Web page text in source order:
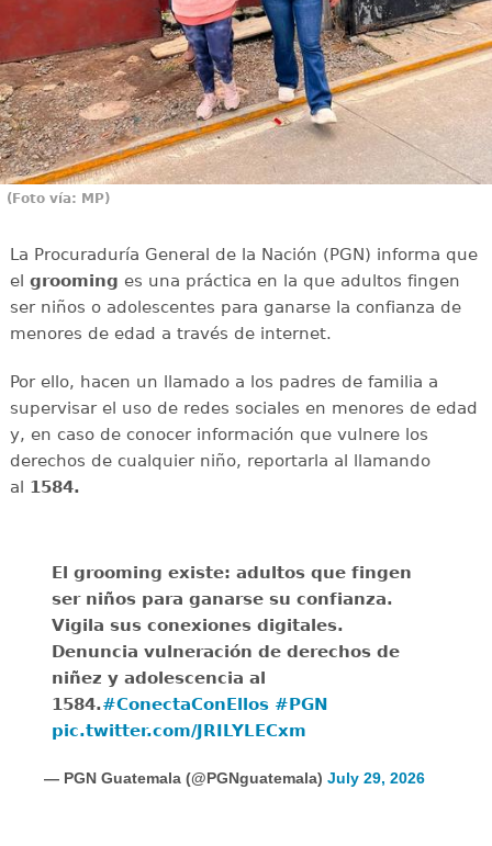
(Foto vía: MP)
La Procuraduría General de la Nación (PGN) informa que
el grooming es una práctica en la que adultos fingen
ser niños o adolescentes para ganarse la confianza de
menores de edad a través de internet.
Por ello, hacen un llamado a los padres de familia a
supervisar el uso de redes sociales en menores de edad
y, en caso de conocer información que vulnere los
derechos de cualquier niño, reportarla al llamando
al 1584.
El grooming existe: adultos que fingen
ser niños para ganarse su confianza.
Vigila sus conexiones digitales.
Denuncia vulneración de derechos de
niñez y adolescencia al
1584.#ConectaConEllos #PGN
pic.twitter.com/JRILYLECxm
— PGN Guatemala (@PGNguatemala) July 29, 2026